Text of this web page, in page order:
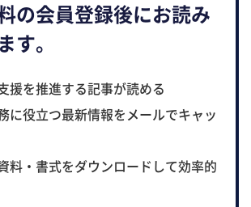
の会員登録後にお読み
す。
援を推進する記事が読める
に役立つ最新情報をメールでキャッ
料・書式をダウンロードして効率的